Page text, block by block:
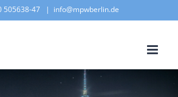
505638-47 | info@mpwberlin.de